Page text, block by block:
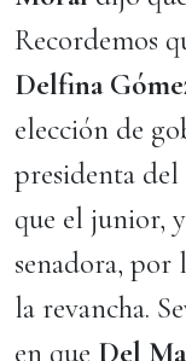
Recordemos
Delfina
elección de
presidenta
que el junior,
senadora, por
la revancha.
en que Del